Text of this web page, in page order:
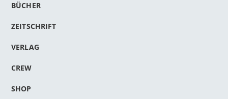
BÜCHER
ZEITSCHRIFT
VERLAG
CREW
SHOP